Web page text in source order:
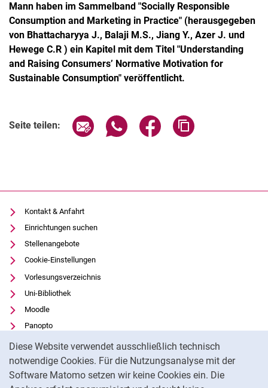
Diese Website verwendet ausschließlich technisch
notwendige Cookies. Für die Nutzungsanalyse mit der
Software Matomo setzen wir keine Cookies ein. Die
Mann haben im Sammelband "Socially Responsible
Consumption and Marketing in Practice" (herausgegeben
von Bhattacharyya J., Balaji M.S., Jiang Y., Azer J. und
Hewege C.R ) ein Kapitel mit dem Titel "Understanding
and Raising Consumers’ Normative Motivation for
Sustainable Consumption" veröffentlicht.
Seite teilen: Seite über E-Mail teilen
Seite über WhatsApp teilen
Seite über Facebook
Kontakt & Anfahrt
Einrichtungen suchen
Stellenangebote
Cookie-Einstellungen
Vorlesungsverzeichnis
Uni-Bibliothek
Moodle
Panopto
Datenschutz
Barrierefreiheit
Transparenter KI-Einsatz